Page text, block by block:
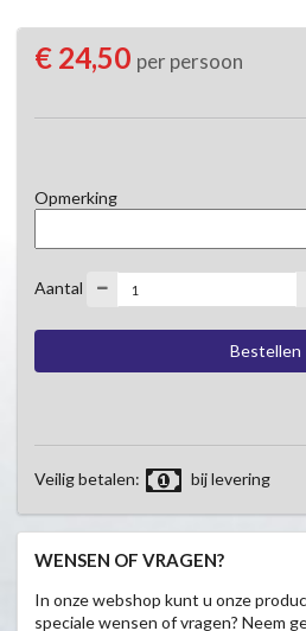
€ 24,50 per persoon
Opmerking
Aantal
Veilig betalen: bij levering
WENSEN OF VRAGEN?
In onze webshop kunt u onze
speciale wensen of vragen? Neem